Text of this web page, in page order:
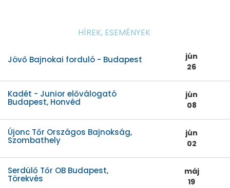
HÍREK, ESEMÉNYEK
Jövő Bajnokai forduló - Budapest
jún
26
Kadét - Junior előválogató
Budapest, Honvéd
jún
08
Újonc Tőr Országos Bajnokság,
Szombathely
jún
02
Serdülő Tőr OB Budapest,
Törekvés
máj
19